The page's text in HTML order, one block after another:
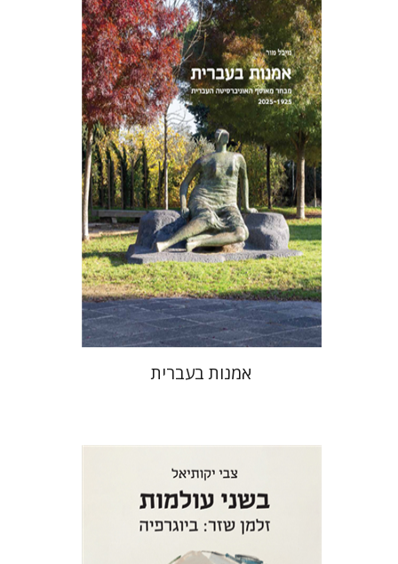
מיכל מור
אמנות בעברית
צבי יקותיאל